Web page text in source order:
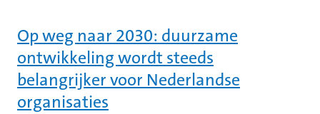
Op weg naar 2030: duurzame
ontwikkeling wordt steeds
belangrijker voor Nederlandse
organisaties